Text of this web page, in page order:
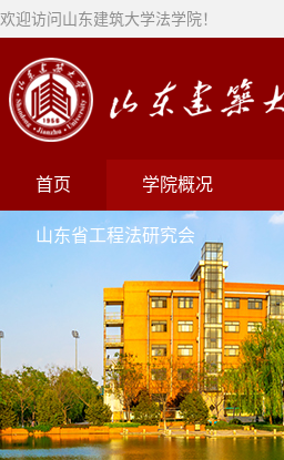
欢迎访问山东建筑大学法学院！
首页 学院概况
山东省工程法研究会